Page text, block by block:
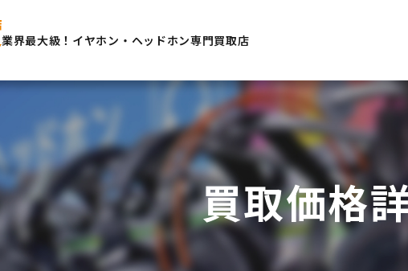
業界最大級！イヤホン・ヘッドホン専門買取店
買取価格